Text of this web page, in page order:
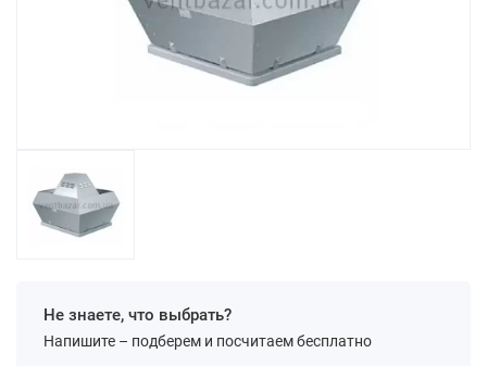
Не знаете, что выбрать?
Напишите – подберем и посчитаем бесплатно